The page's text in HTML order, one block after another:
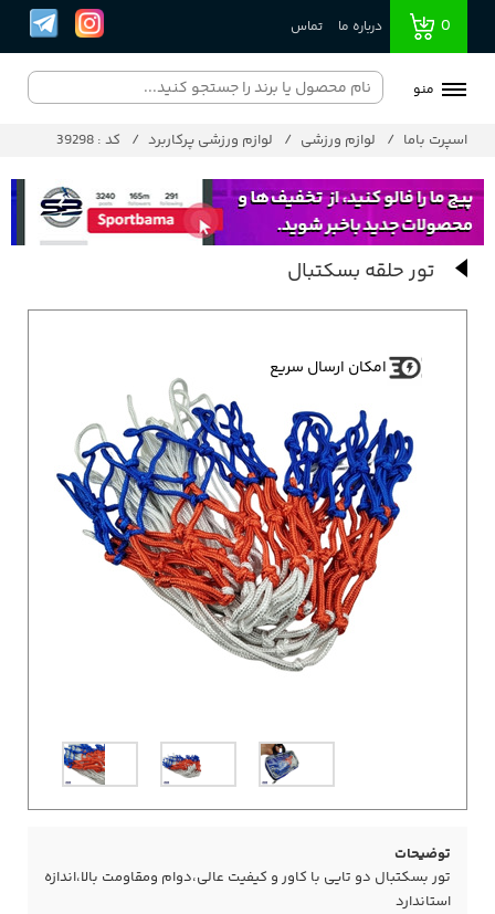
0 درباره ما تماس
منو
اسپرت باما لوازم ورزشی لوازم ورزشی پرکاربرد کد : 39298
تور حلقه بسکتبال
امکان ارسال سریع
توضیحات
تور بسکتبال دو تایی با کاور و کیفیت عالی،دوام ومقاومت بالا،اندازه
استاندارد